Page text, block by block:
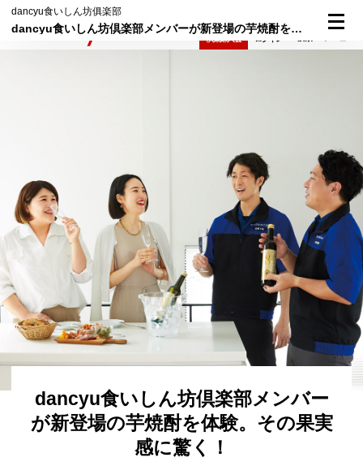
dancyu食いしん坊俱楽部
dancyu食いしん坊倶楽部メンバーが新登場の芋焼酎を体験。その果実感に驚く！
dancyu食いしん坊倶楽部メンバー
が新登場の芋焼酎を体験。その果実
感に驚く！